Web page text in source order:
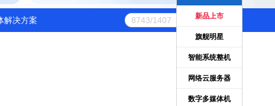
解决方案 新品上市
旗舰明星
智能系统整机
网络云服务器
数字多媒体机